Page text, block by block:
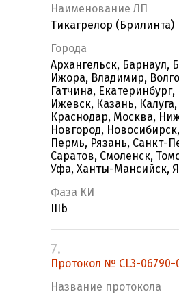
Наименование ЛП
Тикагрелор (Брилинта)
Города
Архангельск, Барнаул,
Ижора, Владимир,
Гатчина,
Ижевск, Казань,
Краснодар, Москва,
Новгород,
Пермь, Рязань, Санкт-
Саратов, Смоленск,
Уфа, Ханты-Мансийск,
Фаза КИ
IIIb
7.
Протокол № CL3-06790-
Название протокола